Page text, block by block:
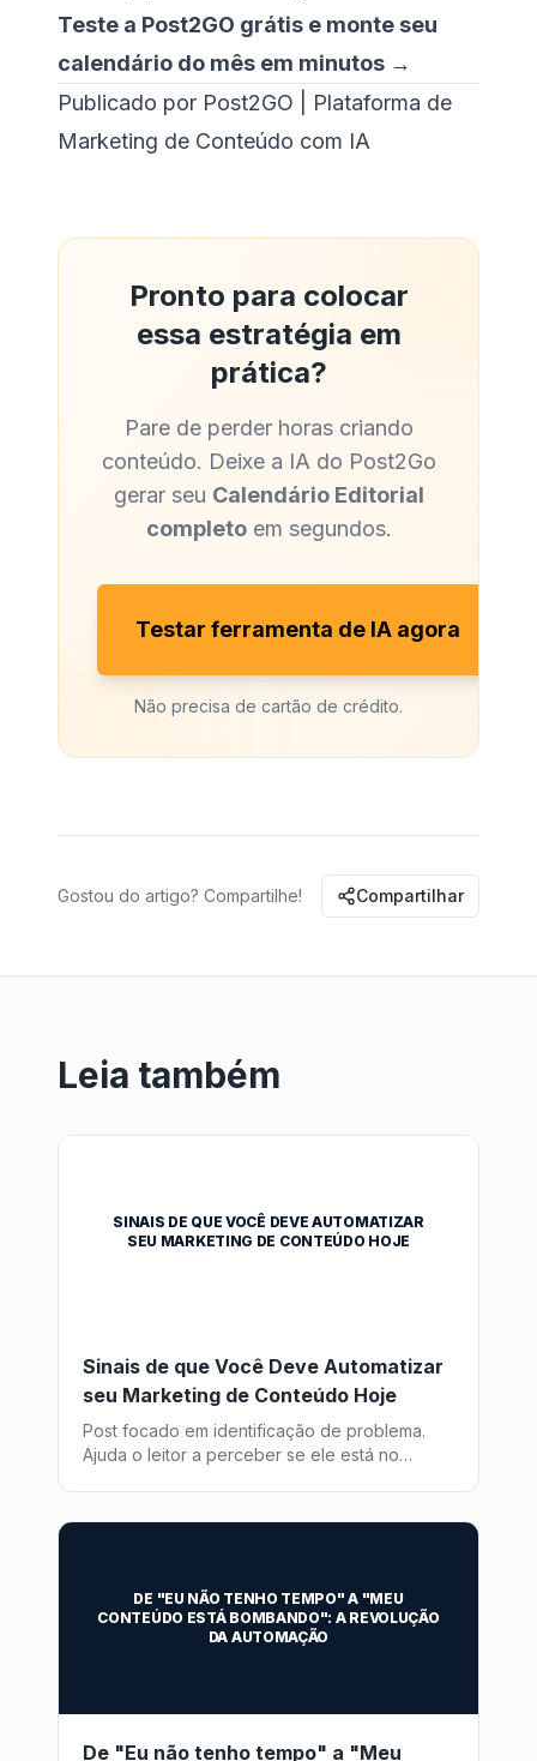
Teste a Post2GO grátis e monte seu
calendário do mês em minutos →
Publicado por Post2GO | Plataforma de
Marketing de Conteúdo com IA
Pronto para colocar
essa estratégia em
prática?
Pare de perder horas criando
conteúdo. Deixe a IA do Post2Go
gerar seu Calendário Editorial
completoem segundos.
Testar ferramenta de IA agora
Não precisa de cartão de crédito.
Gostou do artigo? Compartilhe! Compartilhar
Leia também
SINAIS DE QUE VOCÊ DEVE AUTOMATIZAR
SEU MARKETING DE CONTEÚDO HOJE
Sinais de que Você Deve Automatizar
seu Marketing de Conteúdo Hoje
Post focado em identificação de problema.
Ajuda o leitor a perceber se ele está no
DE "EU NÃO TENHO TEMPO" A "MEU
CONTEÚDO ESTÁ BOMBANDO": A REVOLUÇÃO
DA AUTOMAÇÃO
De "Eu não tenho tempo" a "Meu